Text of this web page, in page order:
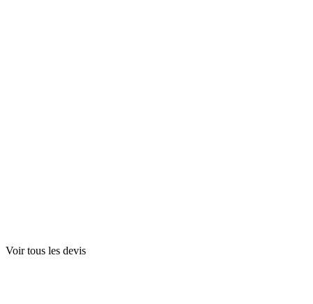
Voir tous les devis